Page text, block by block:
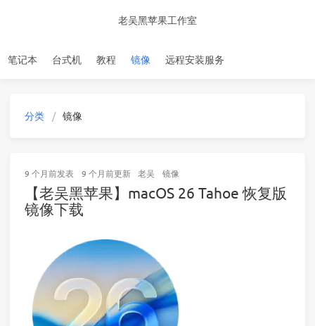
老吴黑苹果工作室
笔记本 台式机 教程 镜像 远程安装服务
分类 镜像
9 个月前发表 9 个月前更新 老吴 镜像
【老吴黑苹果】macOS 26 Tahoe 恢复版
镜像下载